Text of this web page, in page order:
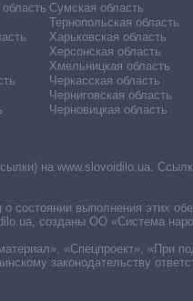
Сумская область
Тернопольская область
Харьковская область
Херсонская область
Хмельницкая область
Черкасская область
Черниговская область
Черновицкая область
на www.slovoidilo.ua.
выполнения этих
созданы ОО «Система
«Спецпроект», «При
законодательству